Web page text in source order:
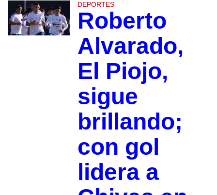
DEPORTES
Roberto
Alvarado,
El Piojo,
sigue
brillando;
con gol
lidera a